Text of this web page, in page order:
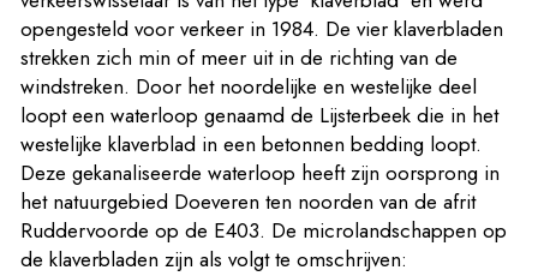
opengesteld voor verkeer in 1984. De vier klaverbladen
strekken zich min of meer uit in de richting van de
windstreken. Door het noordelijke en westelijke deel
loopt een waterloop genaamd de Lijsterbeek die in het
westelijke klaverblad in een betonnen bedding loopt.
Deze gekanaliseerde waterloop heeft zijn oorsprong in
het natuurgebied Doeveren ten noorden van de afrit
Ruddervoorde op de E403. De microlandschappen op
de klaverbladen zijn als volgt te omschrijven: